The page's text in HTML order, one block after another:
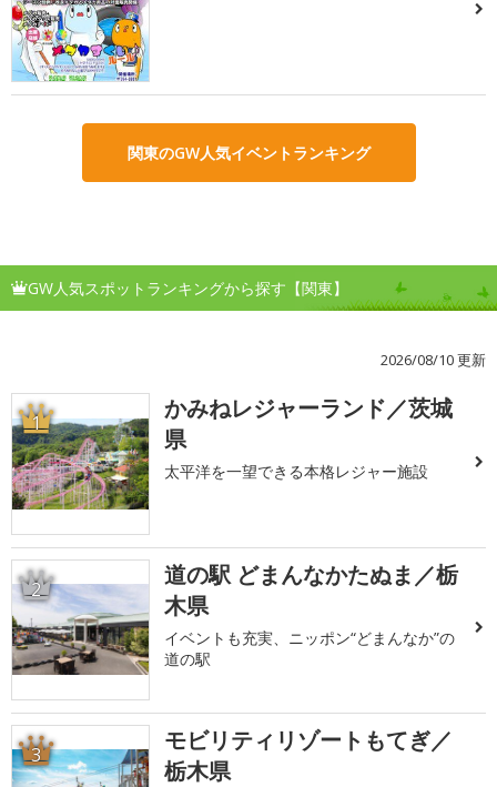
関東のGW人気イベントランキング
GW人気スポットランキングから探す【関東】
2026/08/10 更新
1
かみねレジャーランド／茨城
県
太平洋を一望できる本格レジャー施設
2
道の駅 どまんなかたぬま／栃
木県
イベントも充実、ニッポン“どまんなか”の
道の駅
3
モビリティリゾートもてぎ／
栃木県